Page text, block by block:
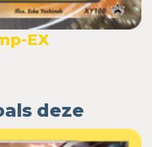
EX
deze